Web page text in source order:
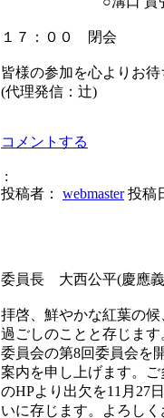
１７：００ 閉会
皆様の参加を心よりお待
(代理発信：辻)
コメントする
:
投稿者： webmaster 投稿
平成
委員長 大西公平(慶應
拝啓、鮮やかな紅葉の
過ごしのことと存じま
委員会の第8回委員会を
案内を申し上げます。
のHPより出欠を11月27
いに存じます。よろしく